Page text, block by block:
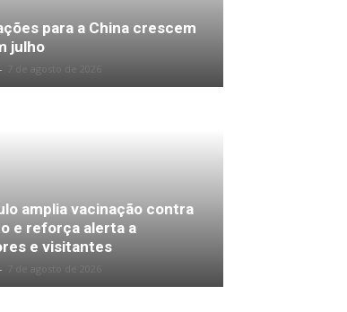
para a China crescem
julho
- 7 de agosto de 2026
amplia vacinação contra
e reforça alerta a
e visitantes
- 7 de agosto de 2026